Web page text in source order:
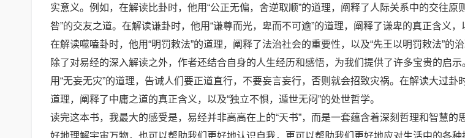
实意义。例如，在解读比卦时，他用“公正无偏，舍逆取顺”的道理，阐释了人际关系中的交往原
咎”的交友之道。在解读谦卦时，他用“谦尊而光，卑而不可逾”的道理，阐释了谦卑的真正含义，
在解读噬嗑卦时，他用“明罚敕法”的道理，阐释了法治社会的重要性，以及“先王以明罚敕法”的治
除了对易经的深入解读之外，作者还结合自身的人生经历和感悟，为我们提供了许多宝贵的启
用“无妄无灾”的道理，告诫人们要正道直行，不要妄言妄行，否则就会招致灾祸。在解读大过卦
道理，阐释了中庸之道的真正含义，以及“独立不惧，遁世无闷”的处世哲学。
读完这本书，我最大的感受是，易经并非高高在上的“天书”，而是一套蕴含着深刻哲理和智慧的
好地理解宇宙万物，也可以帮助我们更好地认识自我，更可以帮助我们更好地应对生活中的各种